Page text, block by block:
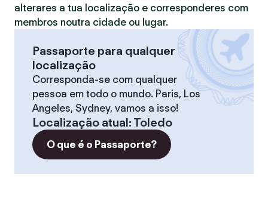
alterares a tua localização e corresponderes com
membros noutra cidade ou lugar.
Passaporte para qualquer
localização
Corresponda-se com qualquer
pessoa em todo o mundo. Paris, Los
Angeles, Sydney, vamos a isso!
Localização atual: Toledo
O que é o Passaporte?